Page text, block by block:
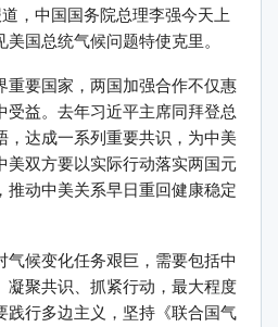
，中国国务院总理李强今天上
国总统气候问题特使克里。
重要国家，两国加强合作不仅惠
受益。去年习近平主席同拜登总
，达成一系列重要共识，为中美
美双方要以实际行动落实两国元
推动中美关系早日重回健康稳定
气候变化任务艰巨，需要包括中
凝聚共识、抓紧行动，最大程度
践行多边主义，坚持《联合国气